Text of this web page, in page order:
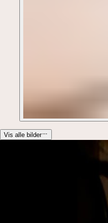
Vis alle bilder